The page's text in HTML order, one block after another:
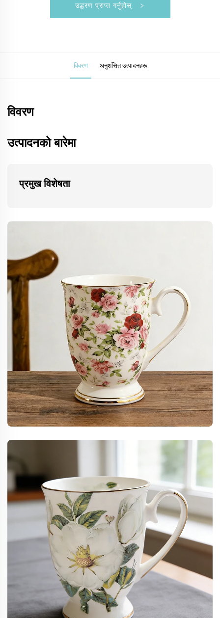
उद्धरण प्राप्त गर्नुहोस्
विवरण अनुशंसित उत्पादनहरू
विवरण
उत्पादनको बारेमा
प्रमुख विशेषता